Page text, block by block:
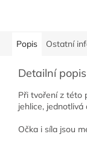
Popis Ostatní
Detailní
Při tvoření z této
jehlice,
Očka i síla jsou